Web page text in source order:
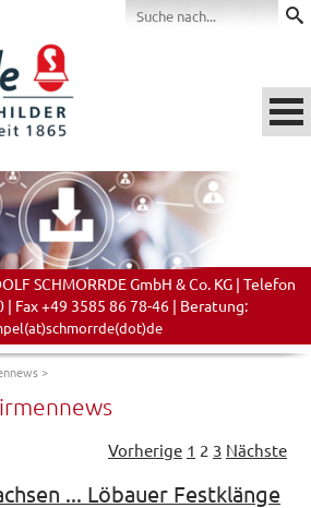
SCHMORRDE GmbH & Co. KG | Telefon
| Fax +49 3585 86 78-46 | Beratung:
>
Vorherige 1 2 3 Nächste
... Löbauer Festklänge